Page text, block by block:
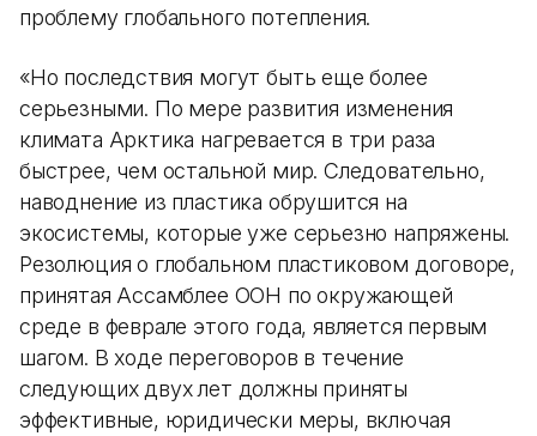
проблему глобального потепления.
«Но последствия могут быть еще более
серьезными. По мере развития изменения
климата Арктика нагревается в три раза
быстрее, чем остальной мир. Следовательно,
наводнение из пластика обрушится на
экосистемы, которые уже серьезно напряжены.
Резолюция о глобальном пластиковом договоре,
принятая Ассамблее ООН по окружающей
среде в феврале этого года, является первым
шагом. В ходе переговоров в течение
следующих двух лет должны приняты
эффективные, юридически меры, включая